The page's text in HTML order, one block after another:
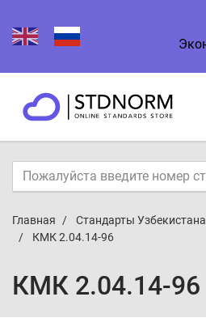
Главная Стандарты Узбекистана
КМК 2.04.14-96
КМК 2.04.14-96